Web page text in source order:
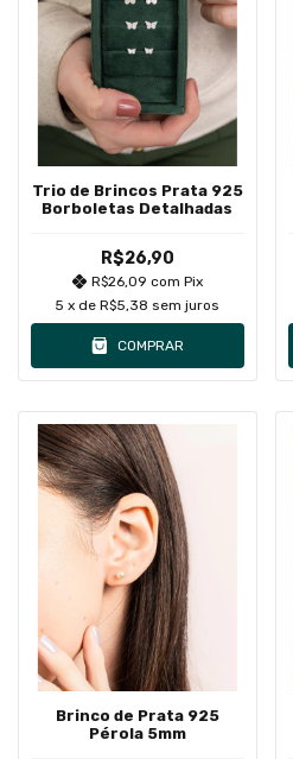
Trio de Brincos Prata 925
Borboletas Detalhadas
R$26,90
R$26,09 com Pix
5 x deR$5,38 sem juros
COMPRAR
Brinco de Prata 925
Pérola 5mm